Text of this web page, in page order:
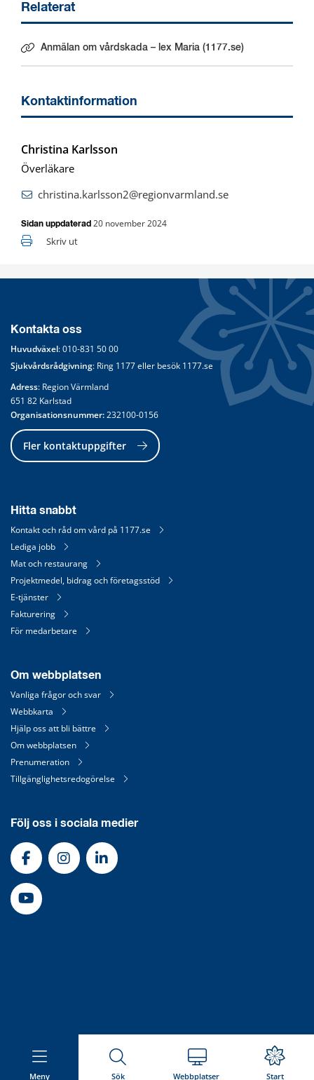
Meny Sök Webbplatser Start
Relaterat
Anmälan om vårdskada – lex Maria (1177.se)
Länk till annan webbplats.
Kontaktinformation
Christina Karlsson
Överläkare
christina.karlsson2@regionvarmland.se
Sidan uppdaterad 20 november 2024
Skriv ut
Kontakta oss
Huvudväxel: 010-831 50 00
Sjukvårdsrådgivning: Ring 1177 eller besök 1177.se
Adress: Region Värmland
651 82 Karlstad
Organisationsnummer: 232100-0156
Fler kontaktuppgifter
Hitta snabbt
Kontakt och råd om vård på 1177.se
Lediga jobb
Mat och restaurang
Projektmedel, bidrag och företagsstöd
E-tjänster
Fakturering
För medarbetare
Om webbplatsen
Vanliga frågor och svar
Webbkarta
Hjälp oss att bli bättre
Om webbplatsen
Prenumeration
Tillgänglighetsredogörelse
Följ oss i sociala medier